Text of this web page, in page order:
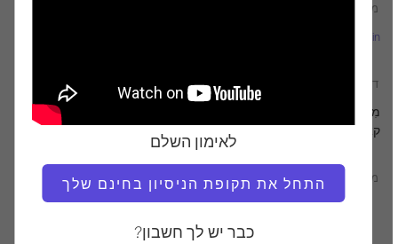
לאימון השלם
התחל את תקופת הניסיון בחינם שלך
כבר יש לך חשבון?
מוֹרֶה
Mejo Wiggin
דרוש ציוד
מִגדָל
קאדילק
מצא שיעורים דומים עבור
מִתקַדֵם
50 - 60 דקות מִגדָל קאדילק